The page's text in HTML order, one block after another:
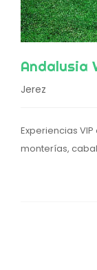
Andalusia
Jerez
Experiencias
monterías,